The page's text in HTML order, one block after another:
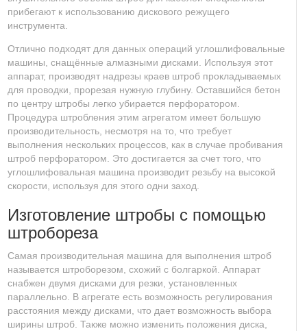
прибегают к использованию дискового режущего
инструмента.
Отлично подходят для данных операций углошлифовальные
машины, снащённые алмазными дисками. Используя этот
аппарат, производят надрезы краев штроб прокладываемых
для проводки, прорезая нужную глубину. Оставшийся бетон
по центру штробы легко убирается перфоратором.
Процедура штробления этим агрегатом имеет большую
производительность, несмотря на то, что требует
выполнения нескольких процессов, как в случае пробивания
штроб перфоратором. Это достигается за счет того, что
углошлифовальная машина производит резьбу на высокой
скорости, используя для этого одни заход.
Изготовление штробы с помощью
штробореза
Самая производительная машина для выполнения штроб
называется штроборезом, схожий с болгаркой. Аппарат
снабжен двумя дисками для резки, установленных
параллельно. В агрегате есть возможность регулирования
расстояния между дисками, что дает возможность выбора
ширины штроб. Также можно изменить положения диска,